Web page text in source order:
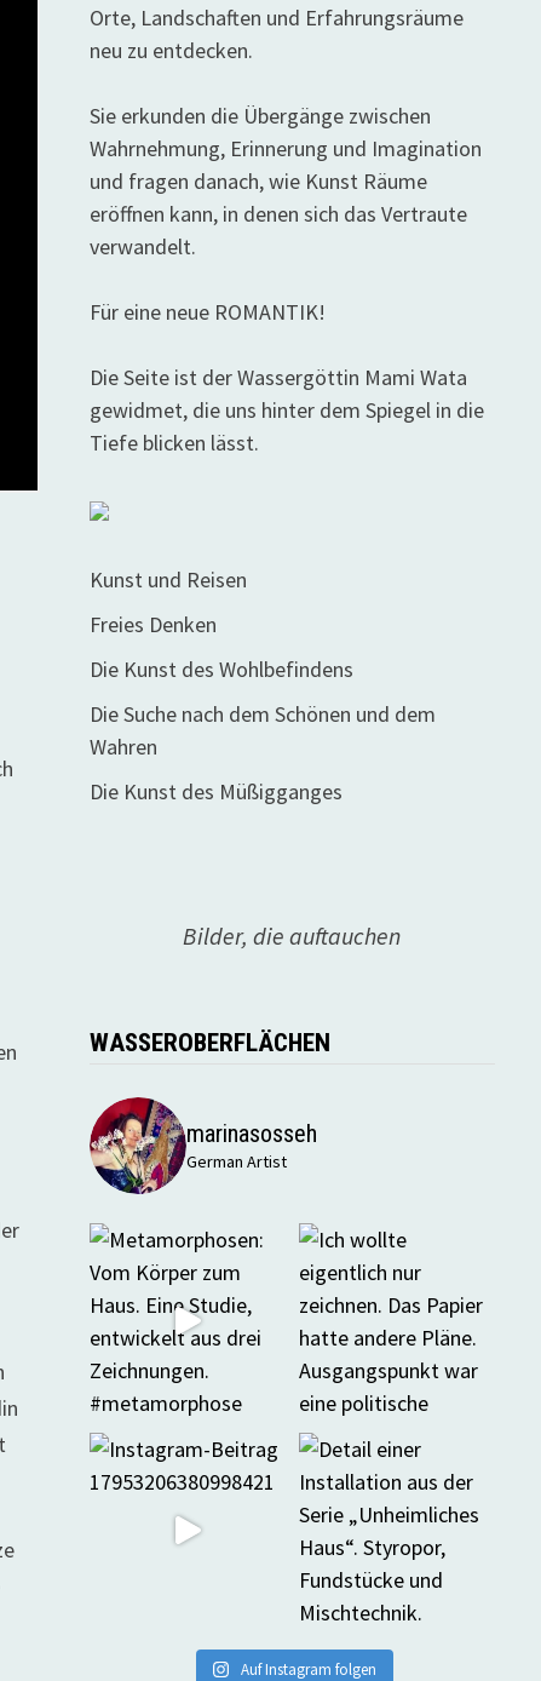
Orte, Landschaften und Erfahrungsräume
neu zu entdecken.
Sie erkunden die Übergänge zwischen
Wahrnehmung, Erinnerung und Imagination
und fragen danach, wie Kunst Räume
eröffnen kann, in denen sich das Vertraute
verwandelt.
Für eine neue ROMANTIK!
Die Seite ist der Wassergöttin Mami Wata
gewidmet, die uns hinter dem Spiegel in die
Tiefe blicken lässt.
Kunst und Reisen
Freies Denken
Die Kunst des Wohlbefindens
Die Suche nach dem Schönen und dem
Wahren
Die Kunst des Müßigganges
Bilder, die auftauchen
WASSEROBERFLÄCHEN
marinasosseh
German Artist
Auf Instagram folgen